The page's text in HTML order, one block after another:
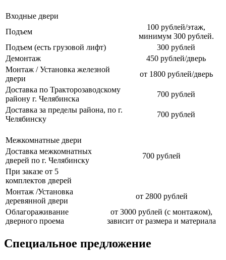
Входные двери
Подъем
100 рублей/этаж,
минимум 300 рублей.
Подъем (есть грузовой лифт)
300 рублей
Демонтаж
450 рублей/дверь
Монтаж / Установка железной
двери
от 1800 рублей/дверь
Доставка по Тракторозаводскому
району г. Челябинска
700 рублей
Доставка за пределы района, по г.
Челябинску
700 рублей
Межкомнатные двери
Доставка межкомнатных
дверей по г. Челябинску
700 рублей
При заказе от 5
комплектов дверей
Монтаж /Установка
деревянной двери
от 2800 рублей
Облагораживание
дверного проема
от 3000 рублей (с монтажом),
зависит от размера и материала
Специальное предложение